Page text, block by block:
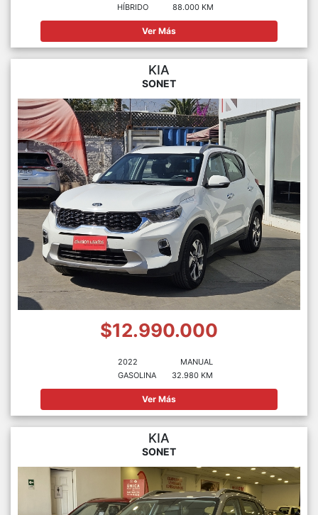
HÍBRIDO
88.000 KM
Ver Más
KIA
SONET
$12.990.000
2022
GASOLINA
MANUAL
32.980 KM
Ver Más
KIA
SONET